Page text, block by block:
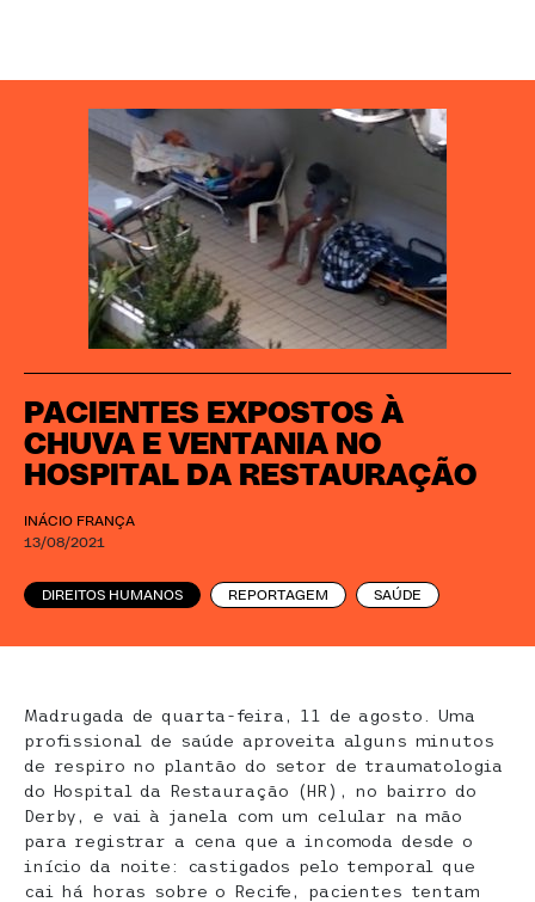
PACIENTES EXPOSTOS À
CHUVA E VENTANIA NO
HOSPITAL DA RESTAURAÇÃO
INÁCIO FRANÇA
13/08/2021
DIREITOS HUMANOS REPORTAGEM SAÚDE
Madrugada de quarta-feira, 11 de agosto. Uma
profissional de saúde aproveita alguns minutos
de respiro no plantão do setor de traumatologia
do Hospital da Restauração (HR), no bairro do
Derby, e vai à janela com um celular na mão
para registrar a cena que a incomoda desde o
início da noite: castigados pelo temporal que
cai há horas sobre o Recife, pacientes tentam